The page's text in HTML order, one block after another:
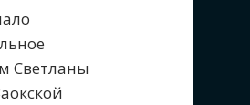
Светланы